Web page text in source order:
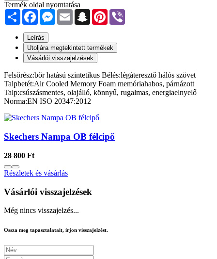
Termék oldal nyomtatása
Share FacebookMessenger
Email SnapchatPinterest
Leírás
Utoljára megtekintett termékek
Vásárlói visszajelzések
Felsőrész:bőr hatású szintetikus Bélés:légáteresztő hálós szövet
Talpbetét:Air Cooled Memory Foam memóriahabos, párnázott
Talp:csúszásmentes, olajálló, könnyű, rugalmas, energiaelnyelő
Norma:EN ISO 20347:2012
Skechers Nampa OB félcipő
28 800 Ft
Részletek és vásárlás
Vásárlói visszajelzések
Még nincs visszajelzés...
Ossza meg tapasztalatait, írjon visszajelzést.